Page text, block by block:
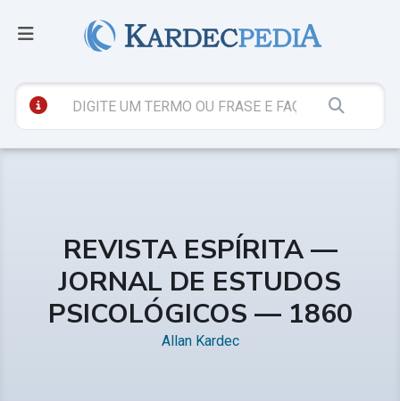
REVISTA ESPÍRITA —
JORNAL DE ESTUDOS
PSICOLÓGICOS — 1860
Allan Kardec